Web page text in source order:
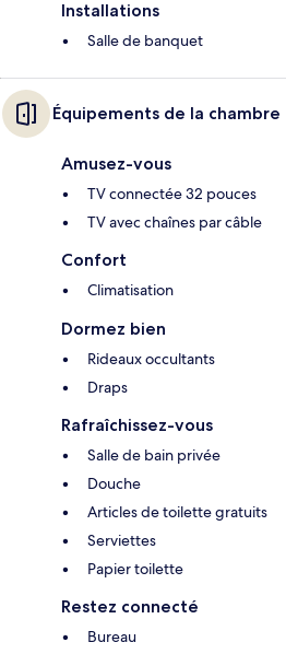
Installations
Salle de banquet
Équipements de la chambre
Amusez-vous
TV connectée 32 pouces
TV avec chaînes par câble
Confort
Climatisation
Dormez bien
Rideaux occultants
Draps
Rafraîchissez-vous
Salle de bain privée
Douche
Articles de toilette gratuits
Serviettes
Papier toilette
Restez connecté
Bureau